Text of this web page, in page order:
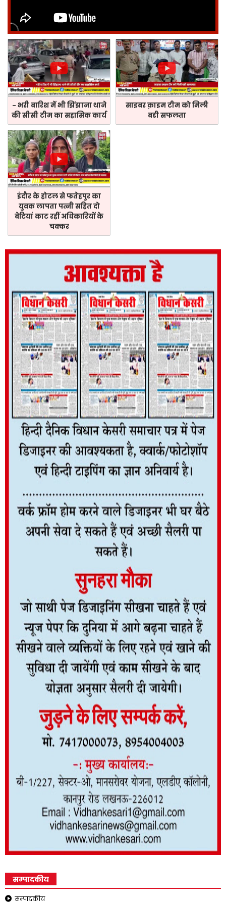
- भरी बारिश में भी झिंझाना थाने
की सीसी टीम का सहासिक कार्य
साइबर क़ाइम टीम को मिली
बडी सफलता
इंदौर के होटल से फतेहपुर का
युवक लापता पत्नी सहित दो
बेटियां काट रहीं अधिकारियों के
चक्कर
सम्पादकीय
सम्पादकीय